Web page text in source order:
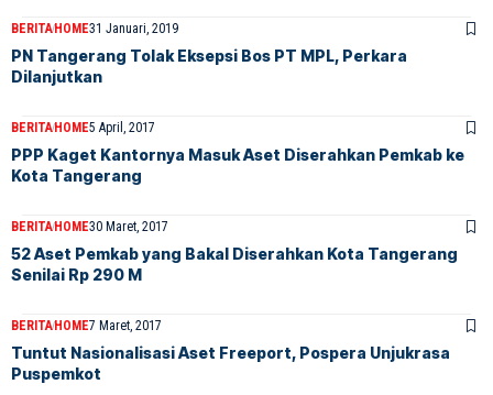
BERITAHOME31 Januari, 2019
PN Tangerang Tolak Eksepsi Bos PT MPL, Perkara
Dilanjutkan
BERITAHOME5 April, 2017
PPP Kaget Kantornya Masuk Aset Diserahkan Pemkab ke
Kota Tangerang
BERITAHOME30 Maret, 2017
52 Aset Pemkab yang Bakal Diserahkan Kota Tangerang
Senilai Rp 290 M
BERITAHOME7 Maret, 2017
Tuntut Nasionalisasi Aset Freeport, Pospera Unjukrasa
Puspemkot